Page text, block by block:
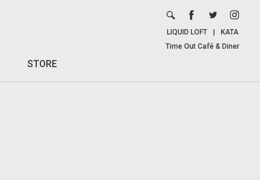
STORE
LIQUID LOFT
KATA
Time Out Café & Diner